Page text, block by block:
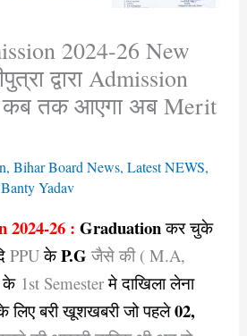
2024-26 New
द्वारा Admission
कब तक आएगा अब Merit
, Bihar Board News, Latest NEWS,
Banty Yadav
2024-26 : Graduationकर चुके
PPUकेP.G जैसे की ( M.A,
के 1st Semesterमे दाखिला लेना
लिए बरी खूशखबरी जो पहले02,